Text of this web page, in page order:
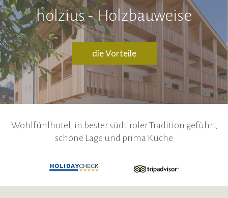
holzius - Holzbauweise
die Vorteile
Wohlfühlhotel, in bester südtiroler Tradition geführt,
schöne Lage und prima Küche